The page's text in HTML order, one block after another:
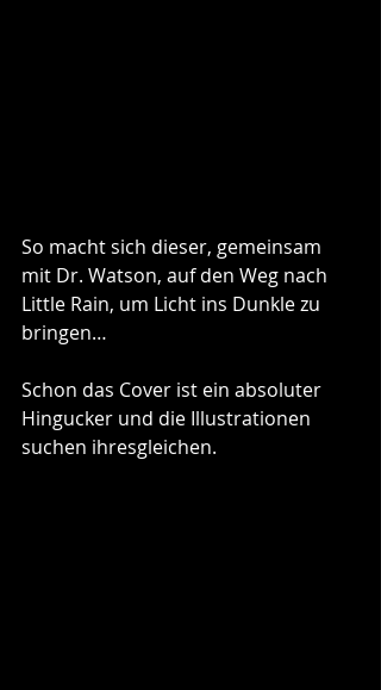
So macht sich dieser, gemeinsam
mit Dr. Watson, auf den Weg nach
Little Rain, um Licht ins Dunkle zu
bringen…
Schon das Cover ist ein absoluter
Hingucker und die Illustrationen
suchen ihresgleichen.